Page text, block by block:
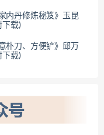
内丹修炼秘笈》玉昆
下载)
朴刀、方便铲》邱万
下载)